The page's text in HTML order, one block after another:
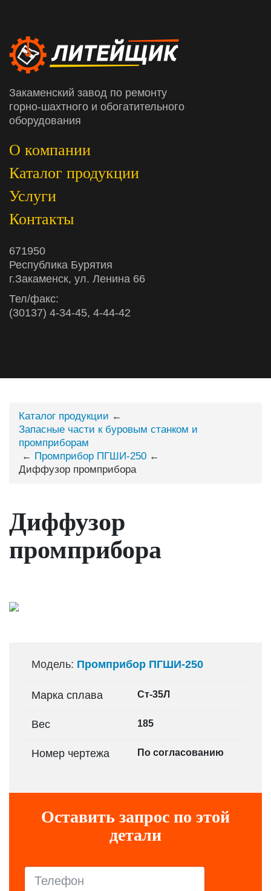
Закаменский завод по ремонту
горно-шахтного и обогатительного
оборудования
О компании
Каталог продукции
Услуги
Контакты
671950
Республика Бурятия
г.Закаменск, ул. Ленина 66
Тел/факс:
(30137) 4-34-45, 4-44-42
Каталог продукции ←
Запасные части к буровым станком и
промприборам
← Промприбор ПГШИ-250 ←
Диффузор промприбора
Диффузор
промприбора
Модель: Промприбор ПГШИ-250
Марка сплава Ст-35Л
Вес 185
Номер чертежа По согласованию
Оставить запрос по этой
детали